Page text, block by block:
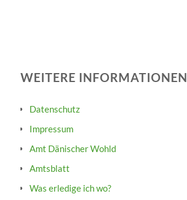
WEITERE INFORMATIONEN
Datenschutz
Impressum
Amt Dänischer Wohld
Amtsblatt
Was erledige ich wo?